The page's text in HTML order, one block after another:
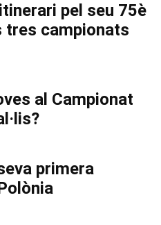
pel seu 75è
tres campionats
al Campionat
primera